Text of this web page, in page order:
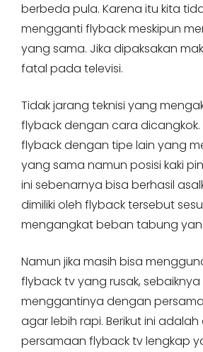
berbeda pula. Karena itu kita
mengganti flyback meskipun
yang sama. Jika dipaksakan
fatal pada televisi.
Tidak jarang teknisi yang
flyback dengan cara
flyback dengan tipe lain yang
yang sama namun posisi kaki
ini sebenarnya bisa berhasil
dimiliki oleh flyback tersebut
mengangkat beban tabung
Namun jika masih bisa
flyback tv yang rusak,
menggantinya dengan
agar lebih rapi. Berikut ini
persamaan flyback tv lengkap